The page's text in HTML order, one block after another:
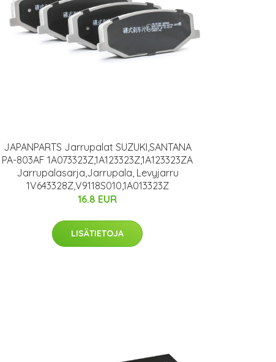
JAPANPARTS Jarrupalat SUZUKI,SANTANA
PA-803AF 1A073323Z,1A123323Z,1A123323ZA
Jarrupalasarja,Jarrupala, Levyjarru
1V643328Z,V9118S010,1A013323Z
16.8 EUR
LISÄTIETOJA